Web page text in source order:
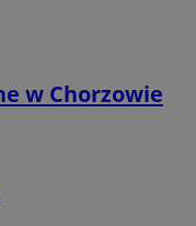
w Chorzowie